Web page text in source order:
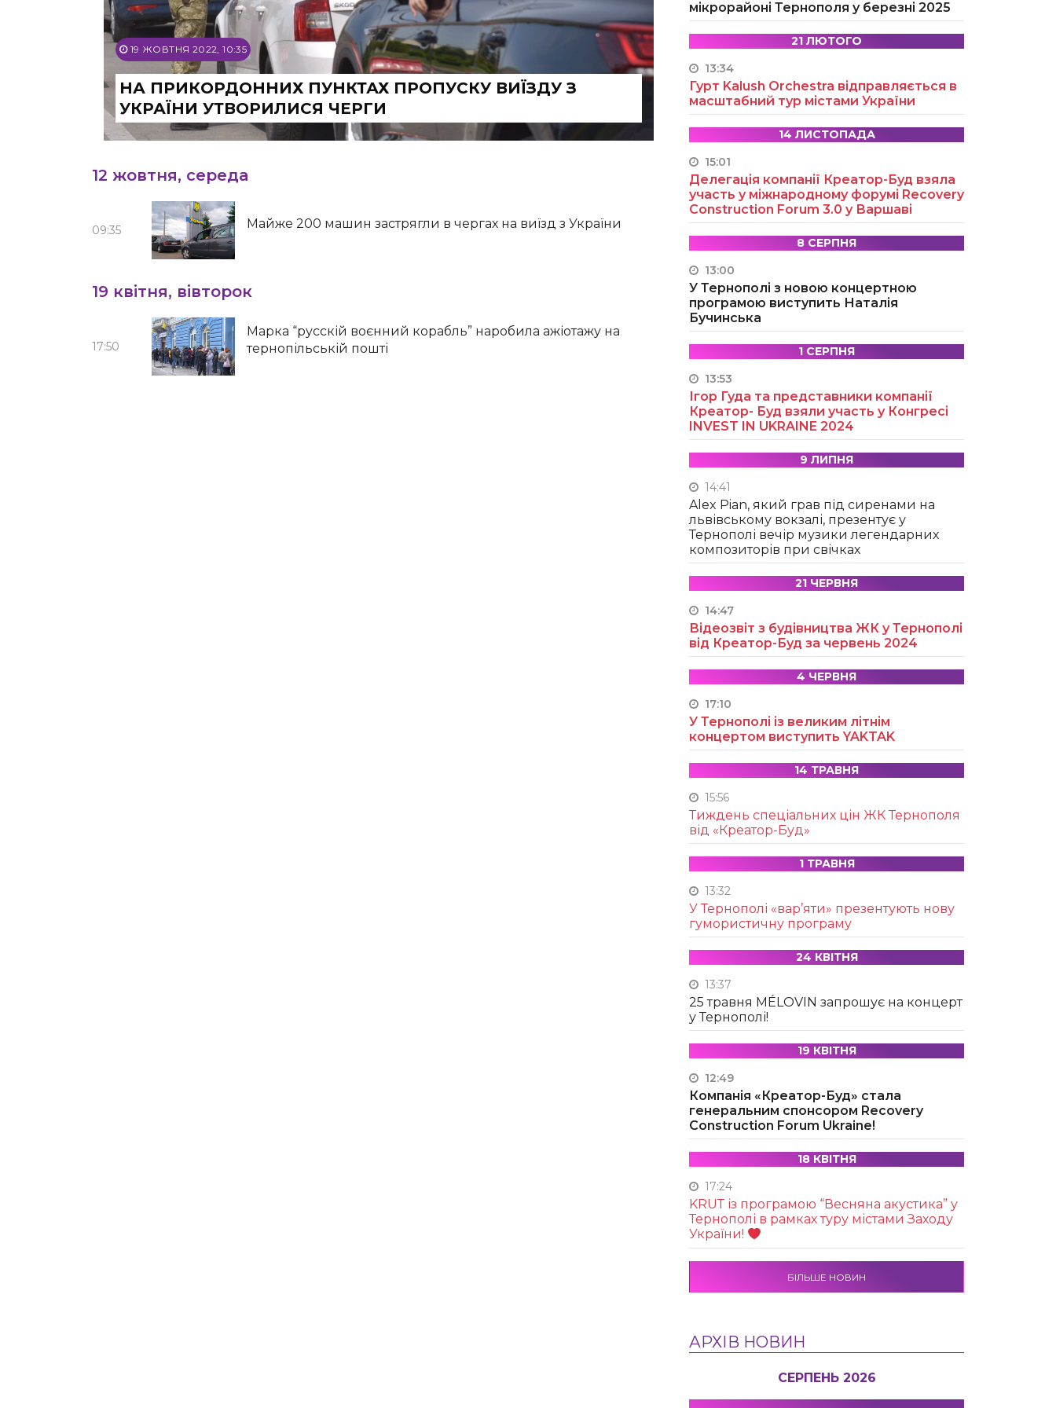
19 ЖОВТНЯ 2022, 10:35
НА ПРИКОРДОННИХ ПУНКТАХ ПРОПУСКУ ВИЇЗДУ З
УКРАЇНИ УТВОРИЛИСЯ ЧЕРГИ
12 жовтня, середа
09:35 Майже 200 машин застрягли в чергах на виїзд з України
19 квітня, вівторок
17:50
Марка “русскій воєнний корабль” наробила ажіотажу на
тернопільській пошті
мікрорайоні Тернополя у березні 2025
21 ЛЮТОГО
13:34
Гурт Kalush Orchestra відправляється в
масштабний тур містами України
14 ЛИСТОПАДА
15:01
Делегація компанії Креатор-Буд взяла
участь у міжнародному форумі Recovery
Construction Forum 3.0 у Варшаві
8 СЕРПНЯ
13:00
У Тернополі з новою концертною
програмою виступить Наталія
Бучинська
1 СЕРПНЯ
13:53
Ігор Гуда та представники компанії
Креатор- Буд взяли участь у Конгресі
INVEST IN UKRAINE 2024
9 ЛИПНЯ
14:41
Alex Pian, який грав під сиренами на
львівському вокзалі, презентує у
Тернополі вечір музики легендарних
композиторів при свічках
21 ЧЕРВНЯ
14:47
Відеозвіт з будівництва ЖК у Тернополі
від Креатор-Буд за червень 2024
4 ЧЕРВНЯ
17:10
У Тернополі із великим літнім
концертом виступить YAKTAK
14 ТРАВНЯ
15:56
Тиждень спеціальних цін ЖК Тернополя
від «Креатор-Буд»
1 ТРАВНЯ
13:32
У Тернополі «вар’яти» презентують нову
гумористичну програму
24 КВІТНЯ
13:37
25 травня MÉLOVIN запрошує на концерт
у Тернополі!
19 КВІТНЯ
12:49
Компанія «Креатор-Буд» стала
генеральним спонсором Recovery
Construction Forum Ukraine!
18 КВІТНЯ
17:24
KRUТ із програмою “Весняна акустика” у
Тернополі в рамках туру містами Заходу
України!
БІЛЬШЕ НОВИН
АРХІВ НОВИН
СЕРПЕНЬ 2026